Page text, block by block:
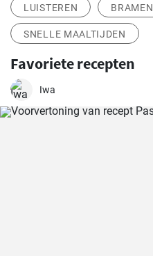
LUISTEREN BRAMEN
SNELLE MAALTIJDEN
Favoriete recepten
Iwa